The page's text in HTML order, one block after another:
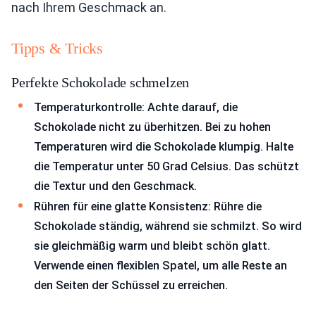
nach Ihrem Geschmack an.
Tipps & Tricks
Perfekte Schokolade schmelzen
Temperaturkontrolle: Achte darauf, die
Schokolade nicht zu überhitzen. Bei zu hohen
Temperaturen wird die Schokolade klumpig. Halte
die Temperatur unter 50 Grad Celsius. Das schützt
die Textur und den Geschmack.
Rühren für eine glatte Konsistenz: Rühre die
Schokolade ständig, während sie schmilzt. So wird
sie gleichmäßig warm und bleibt schön glatt.
Verwende einen flexiblen Spatel, um alle Reste an
den Seiten der Schüssel zu erreichen.